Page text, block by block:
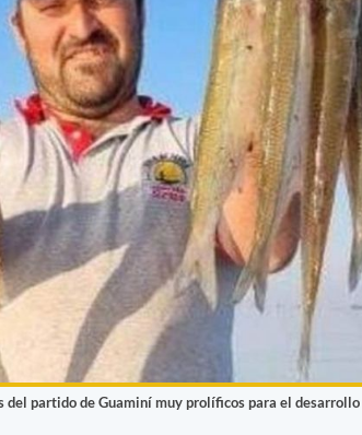
del partido de Guaminí muy prolíficos para el